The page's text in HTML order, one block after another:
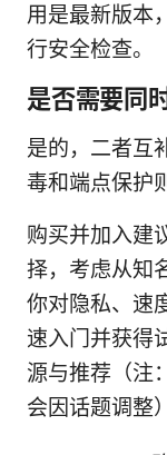
用是最新版本
行安全检查。
是否需要同
是的，二者互
毒和端点保护
购买并加入建
择，考虑从知
你对隐私、速
速入门并获得
源与推荐（注
会因话题调整